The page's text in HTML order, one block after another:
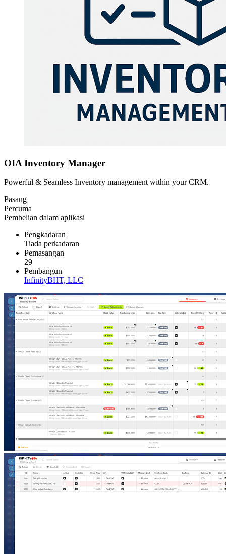
OIA Inventory Manager
Powerful & Seamless Inventory management within your CRM.
Pasang
Percuma
Pembelian dalam aplikasi
Pengkadaran
Tiada perkadaran
Pemasangan
29
Pembangun
InfinityBHT, LLC